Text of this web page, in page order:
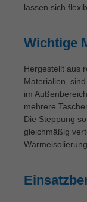
lassen sich
Wichtige
Hergestellt aus
Materialien,
im
mehrere
Die Steppung
gleichmäßig